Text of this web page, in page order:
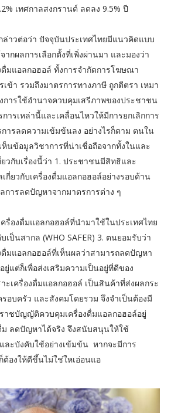
เทศกาลสงกรานต์ ลดลง 9.5% ปี
ล่าวต่อว่า ปัจจุบันประเทศไทยมีแนวคิดแบบ
กผลการเลือกตั้งที่เพิ่งผ่านมา และมองว่า
มแอลกอฮอล์ ทั้งการจำกัดการโฆษณา
ข้า รวมถึงมาตรการทางภาษี ถูกตีตรา เหมา
การใช้อำนาจควบคุมเสรีภาพของประชาชน
ารเหล่านี้และเคลื่อนไหวให้มีการยกเลิกการ
ารลดความเข้มข้นลง อย่างไรก็ตาม ตนใน
นข้อมูลวิชาการที่น่าเชื่อถือจากทั้งในและ
ยวกับเรื่องนี้ว่า 1. ประชาชนมีสิทธิและ
กี่ยวกับเครื่องดื่มแอลกอฮอล์อย่างรอบด้าน
การลดปัญหาจากมาตรการต่าง ๆ
รื่องดื่มแอลกอฮอล์ที่นำมาใช้ในประเทศไทย
เป็นสากล (WHO SAFER) 3. ตนยอมรับว่า
ดื่มแอลกอฮอล์ที่เห็นผลว่าสามารถลดปัญหา
แต่ก็เพื่อส่งเสริมความเป็นอยู่ที่ดีของ
ะเครื่องดื่มแอลกอฮอล์ เป็นสินค้าที่ส่งผลกระ
อบครัว และสังคมโดยรวม จึงจำเป็นต้องมี
าชบัญญัติควบคุมเครื่องดื่มแอลกอฮอล์อยู่
ลดปัญหาได้จริง จึงสนับสนุนให้ใช้
ละบังคับใช้อย่างเข้มข้น หากจะมีการ
องให้ดีขึ้นไม่ใช่ใหเอ่อนแอ